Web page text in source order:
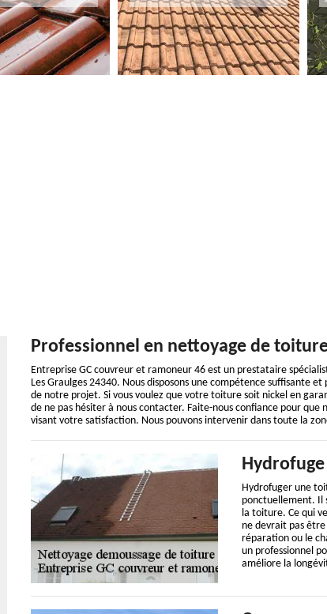
Professionnel en nettoyage de
Entreprise GC couvreur et ramoneur 46 est un prestataire
Les Graulges 24340. Nous disposons une compétence suffisante
de notre projet. Si vous voulez que votre toiture soit nickel en
de ne pas hésiter à nous contacter. Faite-nous confiance pour
visant votre satisfaction. Nous pouvons intervenir dans toute la
Hydrofuger une
ponctuellement. Il
la toiture. Ce qui
ne devrait pas
réparation ou le
un professionnel
améliore la